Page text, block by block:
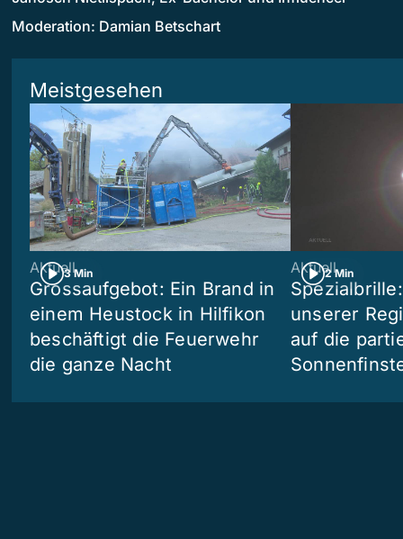
Moderation: Damian Betschart
Meistgesehen
3 Min
Aktuell
Grossaufgebot: Ein Brand in
einem Heustock in Hilfikon
beschäftigt die Feuerwehr
die ganze Nacht
2 Min
Aktuell
unserer
auf die